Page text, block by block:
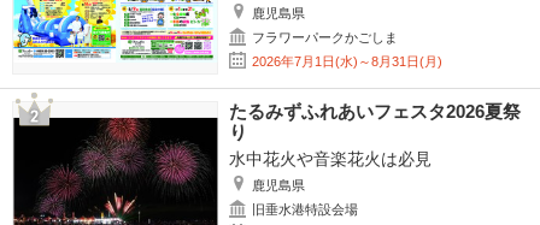
鹿児島県
フラワーパークかごしま
2026年7月1日(水)～8月31日(月)
たるみずふれあいフェスタ2026夏祭
り
水中花火や音楽花火は必見
鹿児島県
旧垂水港特設会場